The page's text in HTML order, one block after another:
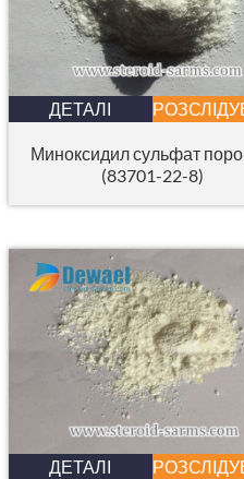
ДЕТАЛІ
Миноксидил сульфат
(83701-22-8)
ДЕТАЛІ